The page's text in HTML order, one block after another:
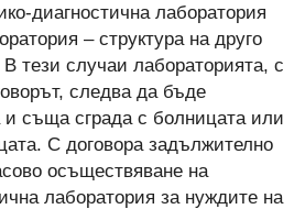
диагностична лаборатория
– структура на друго
тези случаи лабораторията, с
следва да бъде
и съща сграда с болницата или
С договора задължително
осъществяване на
лаборатория за нуждите на